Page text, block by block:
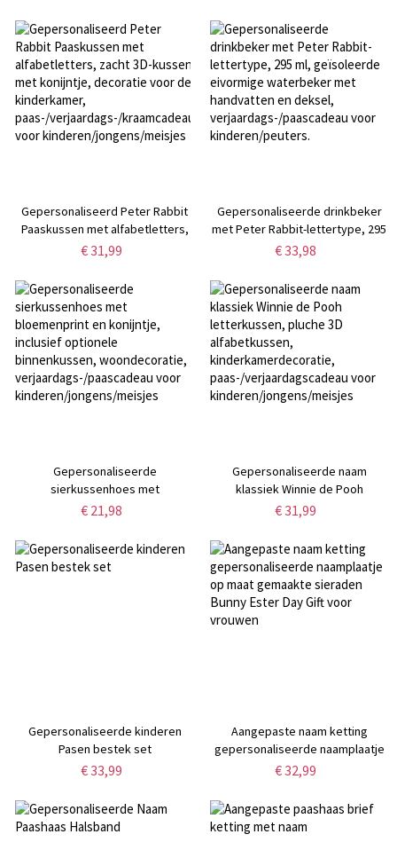
cadeau voor familie/vrienden
voor een
verjaardag/Vaderdag/Kerstmis
voor uw
echtgenoot/vader/opa/christelijke
mannen
Gepersonaliseerd Peter Rabbit
Paaskussen met alfabetletters,
zacht 3D-kussen met konijntje,
paas-/verjaardags-/kraamcadeau
voor kinderen/jongens/meisjes
€ 31,99
Gepersonaliseerde drinkbeker
met Peter Rabbit-lettertype, 295
ml, geïsoleerde eivormige
deksel,
verjaardags-/paascadeau voor
kinderen/peuters.
€ 33,98
Gepersonaliseerde
sierkussenhoes met
bloemenprint en konijntje,
woondecoratie,
verjaardags-/paascadeau voor
€ 21,98
Gepersonaliseerde naam
klassiek Winnie de Pooh
letterkussen, pluche 3D
kinderkamerdecoratie,
paas-/verjaardagscadeau voor
kinderen/jongens/meisjes
€ 31,99
Gepersonaliseerde kinderen
Pasen bestek set
€ 33,99
Aangepaste naam ketting
gepersonaliseerde naamplaatje
op maat gemaakte sieraden
vrouwen
€ 32,99